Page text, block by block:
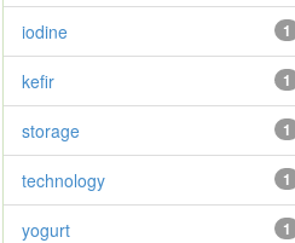
1
iodine
1
kefir
1
storage
1
technology
1
yogurt